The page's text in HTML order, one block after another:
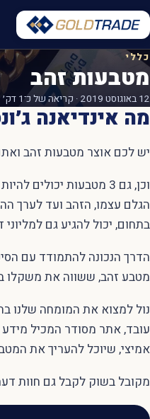
כללי
מטבעות זהב
12 באוגוסט 2019 · קריאה של כ־1 דק׳
מה אינדיאנה
יש לכם אוצר מטבעות זהב
וכן, גם 3 מטבעות
הגלם עצמו, הזהב ועד לערך
בתחום, יכול להגיע גם
הדרך הנכונה להתמודד עם
מטבע זהב, ששווה את משקלו
נול למצוא את המומחה שלנו
עובד, אתר מסודר המכיל
אמיצי, שיוכל להעריך את
מקובל בשוק לקבל גם חוות